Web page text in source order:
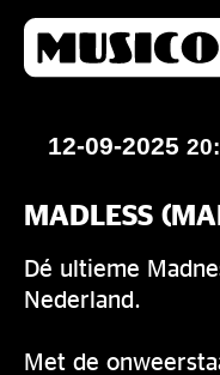
12-09-2025
MADLESS
Dé ultieme
Nederland.
Met de